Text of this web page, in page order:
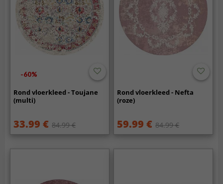
-60%
Rond vloerkleed - Toujane
(multi)
33.99 € 84.99 €
Rond vloerkleed - Nefta
(roze)
59.99 € 84.99 €